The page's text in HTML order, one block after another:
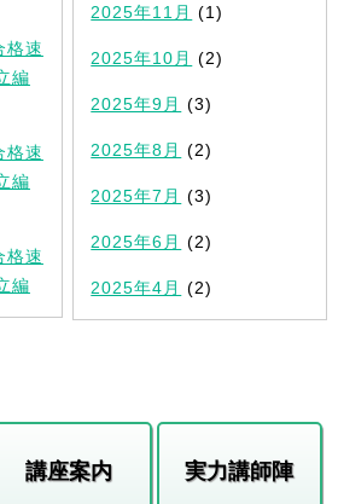
格速
編
格速
編
格速
編
2025年11月 (1)
2025年10月 (2)
2025年9月 (3)
2025年8月 (2)
2025年7月 (3)
2025年6月 (2)
2025年4月 (2)
講座案内 実力講師陣